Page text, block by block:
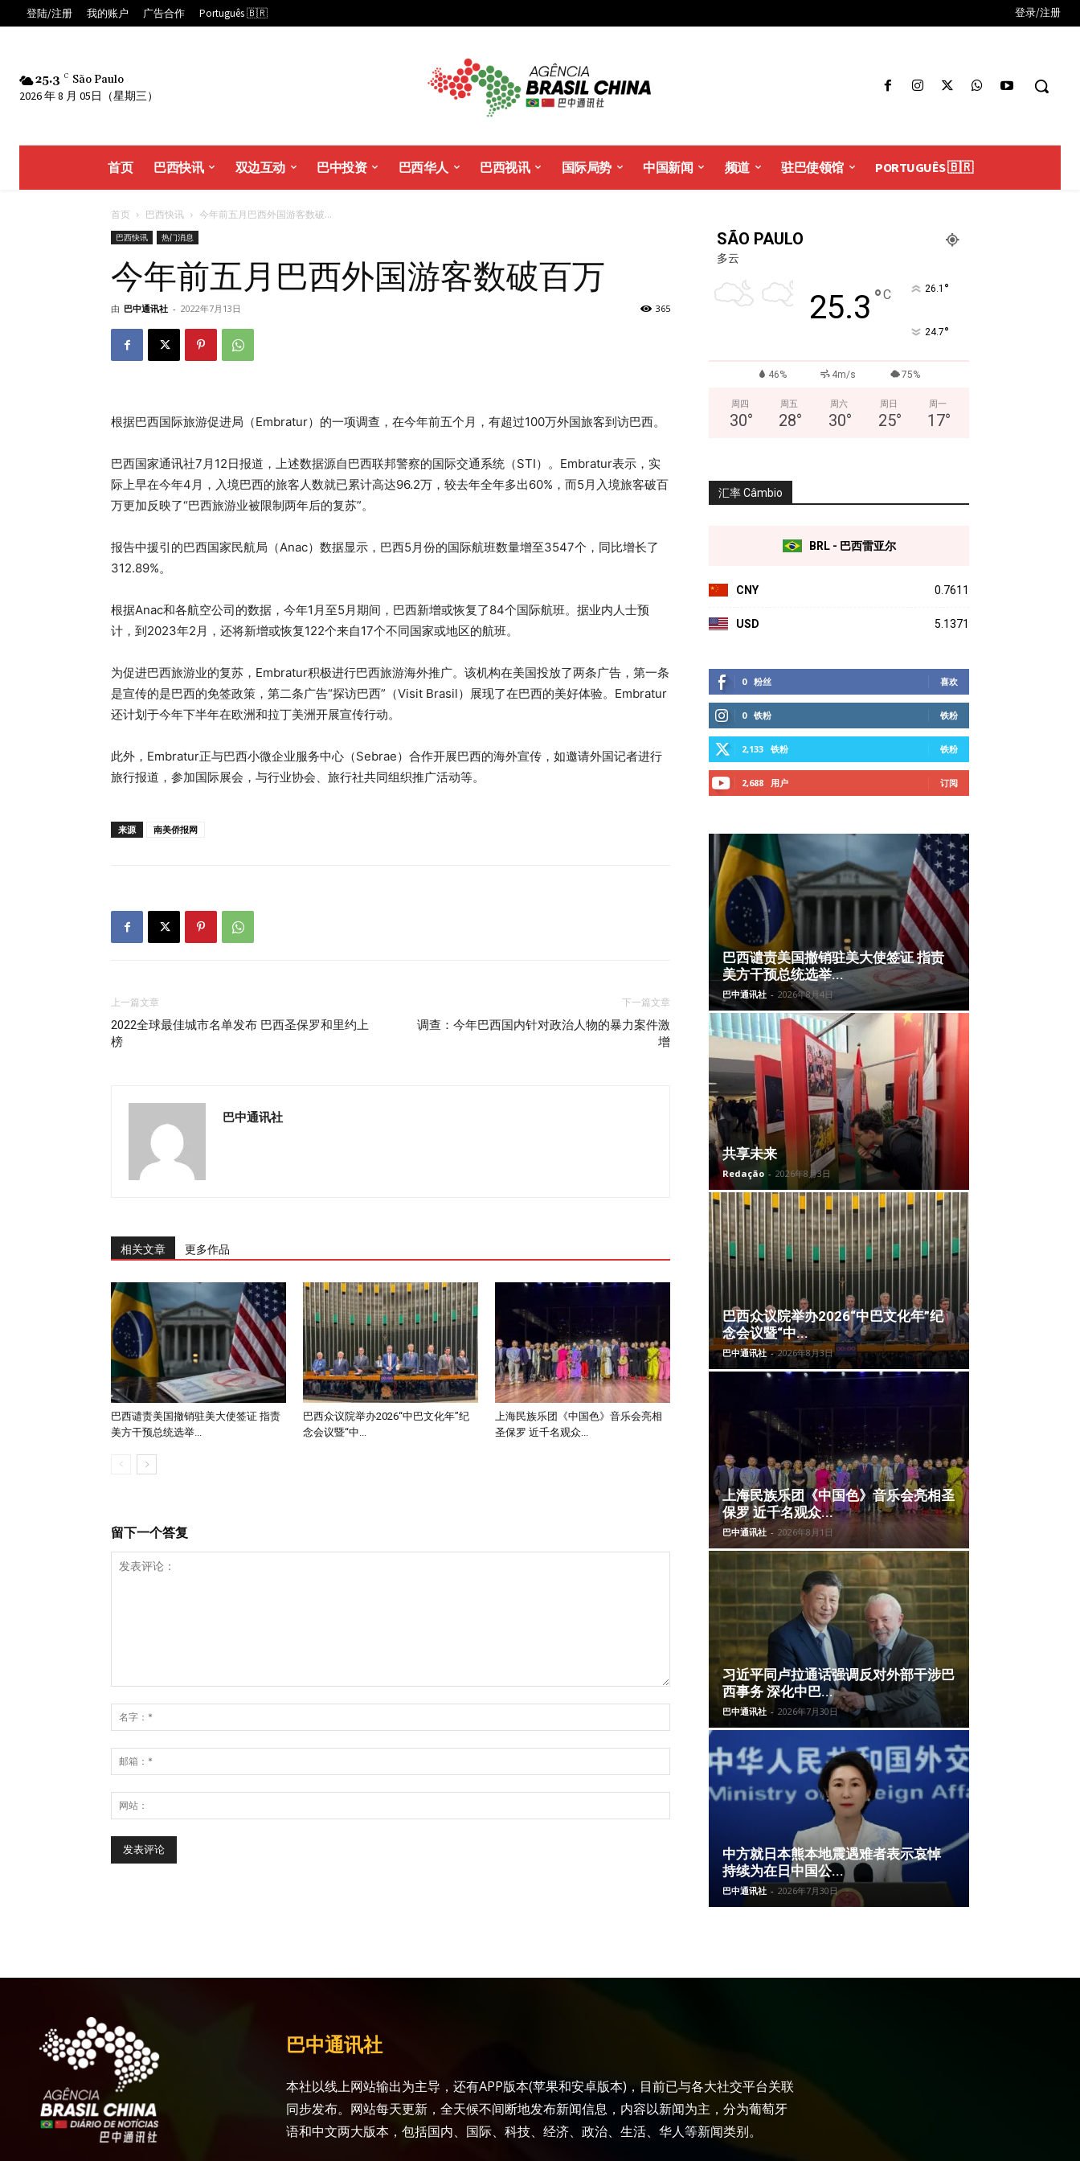
登陆/注册 我的账户 广告合作 Português 🇧🇷 登录/注册
25.3 C São Paulo
2026 年 8 月 05日（星期三）
首页 巴西快讯 双边互动 巴中投资 巴西华人 巴西视讯 国际局势 中国新闻 频道 驻巴使领馆 PORTUGUÊS 🇧🇷
首页 巴西快讯 今年前五月巴西外国游客数破...
巴西快讯 热门消息
今年前五月巴西外国游客数破百万
由 巴中通讯社 - 2022年7月13日 365
根据巴西国际旅游促进局（Embratur）的一项调查，在今年前五个月，有超过100万外国旅客到访巴西。
巴西国家通讯社7月12日报道，上述数据源自巴西联邦警察的国际交通系统（STI）。Embratur表示，实
际上早在今年4月，入境巴西的旅客人数就已累计高达96.2万，较去年全年多出60%，而5月入境旅客破百
万更加反映了“巴西旅游业被限制两年后的复苏”。
报告中援引的巴西国家民航局（Anac）数据显示，巴西5月份的国际航班数量增至3547个，同比增长了
312.89%。
根据Anac和各航空公司的数据，今年1月至5月期间，巴西新增或恢复了84个国际航班。据业内人士预
计，到2023年2月，还将新增或恢复122个来自17个不同国家或地区的航班。
为促进巴西旅游业的复苏，Embratur积极进行巴西旅游海外推广。该机构在美国投放了两条广告，第一条
是宣传的是巴西的免签政策，第二条广告“探访巴西”（Visit Brasil）展现了在巴西的美好体验。Embratur
还计划于今年下半年在欧洲和拉丁美洲开展宣传行动。
此外，Embratur正与巴西小微企业服务中心（Sebrae）合作开展巴西的海外宣传，如邀请外国记者进行
旅行报道，参加国际展会，与行业协会、旅行社共同组织推广活动等。
来源 南美侨报网
上一篇文章
2022全球最佳城市名单发布 巴西圣保罗和里约上
榜
下一篇文章
调查：今年巴西国内针对政治人物的暴力案件激
增
巴中通讯社
相关文章 更多作品
巴西谴责美国撤销驻美大使签证 指责
美方干预总统选举...
巴西众议院举办2026“中巴文化年”纪
念会议暨“中...
上海民族乐团《中国色》音乐会亮相
圣保罗 近千名观众...
留下一个答复
SÃO PAULO
多云
25.3 °C 26.1 °
24.7°
46% 4m/s 75%
周四
30°
周五
28°
周六
30°
周日
25°
周一
17°
汇率 Câmbio
BRL - 巴西雷亚尔
CNY 0.7611
USD 5.1371
0 粉丝 喜欢
0 铁粉 铁粉
2,133 铁粉 铁粉
2,688 用户 订阅
巴西谴责美国撤销驻美大使签证 指责
美方干预总统选举...
巴中通讯社 - 2026年8月4日
共享未来
Redação - 2026年8月3日
巴西众议院举办2026“中巴文化年”纪
念会议暨“中...
巴中通讯社 - 2026年8月3日
上海民族乐团《中国色》音乐会亮相圣
保罗 近千名观众...
巴中通讯社 - 2026年8月1日
习近平同卢拉通话强调反对外部干涉巴
西事务 深化中巴...
巴中通讯社 - 2026年7月30日
中方就日本熊本地震遇难者表示哀悼
持续为在日中国公...
巴中通讯社 - 2026年7月30日
巴中通讯社
本社以线上网站输出为主导，还有APP版本(苹果和安卓版本)，目前已与各大社交平台关联
同步发布。网站每天更新，全天候不间断地发布新闻信息，内容以新闻为主，分为葡萄牙
语和中文两大版本，包括国内、国际、科技、经济、政治、生活、华人等新闻类别。